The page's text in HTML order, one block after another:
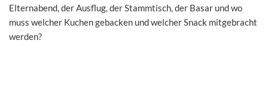
Elternabend, der Ausflug, der Stammtisch, der Basar und wo
muss welcher Kuchen gebacken und welcher Snack mitgebracht
werden?